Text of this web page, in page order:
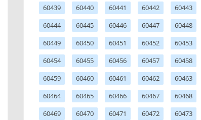
60439
60440 60441 60442
60443
60444
60445 60446 60447
60448
60449
60450 60451 60452
60453
60454
60455 60456 60457
60458
60459
60460 60461 60462
60463
60464
60465 60466 60467
60468
60469
60470 60471 60472
60473